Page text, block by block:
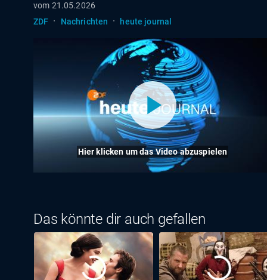
vom 21.05.2026
ZDF · Nachrichten · heute journal
Hier klicken um das Video abzuspielen
Das könnte dir auch gefallen